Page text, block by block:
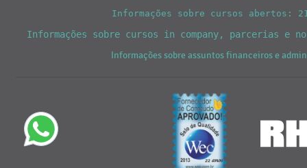
Informações sobre cursos abertos:
Informações sobre cursos in company, parcerias e
Informações sobre assuntos financeiros e